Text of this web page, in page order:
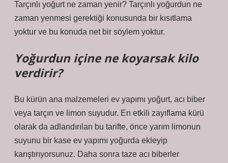
Tarçınlı yoğurt ne zaman yenir? Tarçınlı yoğurdun ne
zaman yenmesi gerektiği konusunda bir kısıtlama
yoktur ve bu konuda net bir söylem yoktur.
Yoğurdun içine ne koyarsak kilo
verdirir?
Bu kürün ana malzemeleri ev yapımı yoğurt, acı biber
veya tarçın ve limon suyudur. En etkili zayıflama kürü
olarak da adlandırılan bu tarifte, önce yarım limonun
suyunu bir kase ev yapımı yoğurda ekleyip
karıştırıyorsunuz. Daha sonra taze acı biberler